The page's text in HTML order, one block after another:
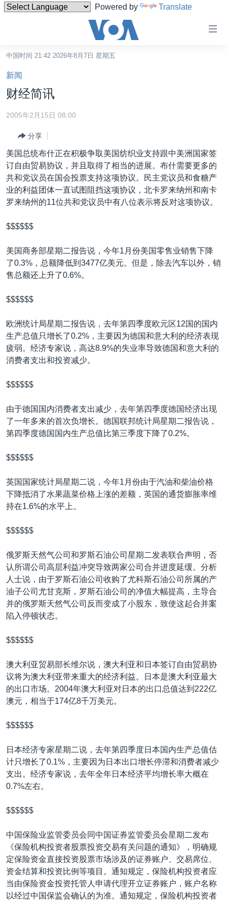
Powered by Translate
碍
链
接
跳
转
容
跳
到
导
跳
到
检
港澳
国际
最新国际新闻
印太
欧洲
非洲
美洲
分类新闻
经济·金融·贸易
科教·文娱·体健
军事
劳工
美中关系
白宫要闻
国会报道
美中关系
埃博拉疫情
美国之音专访
重要讲话与声明
台海两岸关系
关注新疆
GEN Z 看美国
VOA视频
VOA今日焦点
中文广播
关注我们
其他语言网站
中国时间 21:42 2026年8月7日 星期五
新闻
财经简讯
2005年2月15日 08:00
分享
美国总统布什正在积极争取美国纺织业支持跟中美洲国家签
订自由贸易协议，并且取得了相当的进展。布什需要更多的
共和党议员在国会投票支持这项协议。民主党议员和食糖产
业的利益团体一直试图阻挡这项协议，北卡罗来纳州和南卡
罗来纳州的11位共和党议员中有八位表示将反对这项协议。
$$$$$$
美国商务部星期二报告说，今年1月份美国零售业销售下降
了0.3%，总额降低到3477亿美元。但是，除去汽车以外，销
售总额还上升了0.6%。
$$$$$$
欧洲统计局星期二报告说，去年第四季度欧元区12国的国内
生产总值只增长了0.2%，主要因为德国和意大利的经济表现
疲弱。经济专家说，高达8.9%的失业率导致德国和意大利的
消费者支出和投资减少。
$$$$$$
由于德国国内消费者支出减少，去年第四季度德国经济出现
了一年多来的首次负增长。德国联邦统计局星期二报告说，
第四季度德国国内生产总值比第三季度下降了0.2%。
$$$$$$
英国国家统计局星期二说，今年1月份由于汽油和柴油价格
下降抵消了水果蔬菜价格上涨的差额，英国的通货膨胀率维
持在1.6%的水平上。
$$$$$$
俄罗斯天然气公司和罗斯石油公司星期二发表联合声明，否
认所谓公司高层利益冲突导致两家公司合并进度延缓。分析
人士说，由于罗斯石油公司收购了尤科斯石油公司所属的产
油子公司尤甘克斯，罗斯石油公司的净值大幅提高，主导合
并的俄罗斯天然气公司反而变成了小股东，致使这起合并案
陷入停顿状态。
$$$$$$
澳大利亚贸易部长维尔说，澳大利亚和日本签订自由贸易协
议将为澳大利亚带来重大的经济利益。日本是澳大利亚最大
的出口市场。2004年澳大利亚对日本的出口总值达到222亿
澳元，相当于174亿8千万美元。
$$$$$$
日本经济专家星期二说，去年第四季度日本国内生产总值估
计只增长了0.1%，主要因为日本出口增长停滞和消费者减少
支出。经济专家说，去年全年日本经济平均增长率大概在
0.7%左右。
$$$$$$
中国保险业监管委员会同中国证券监管委员会星期二发布
《保险机构投资者股票投资交易有关问题的通知》，明确规
定保险资金直接投资股票市场涉及的证券账户、交易席位、
资金结算和投资比例等项目。通知规定，保险机构投资者应
当由保险资金投资托管人申请代理开立证券账户，账户名称
以经过中国保监会确认的为准。通知规定，保险机构投资者